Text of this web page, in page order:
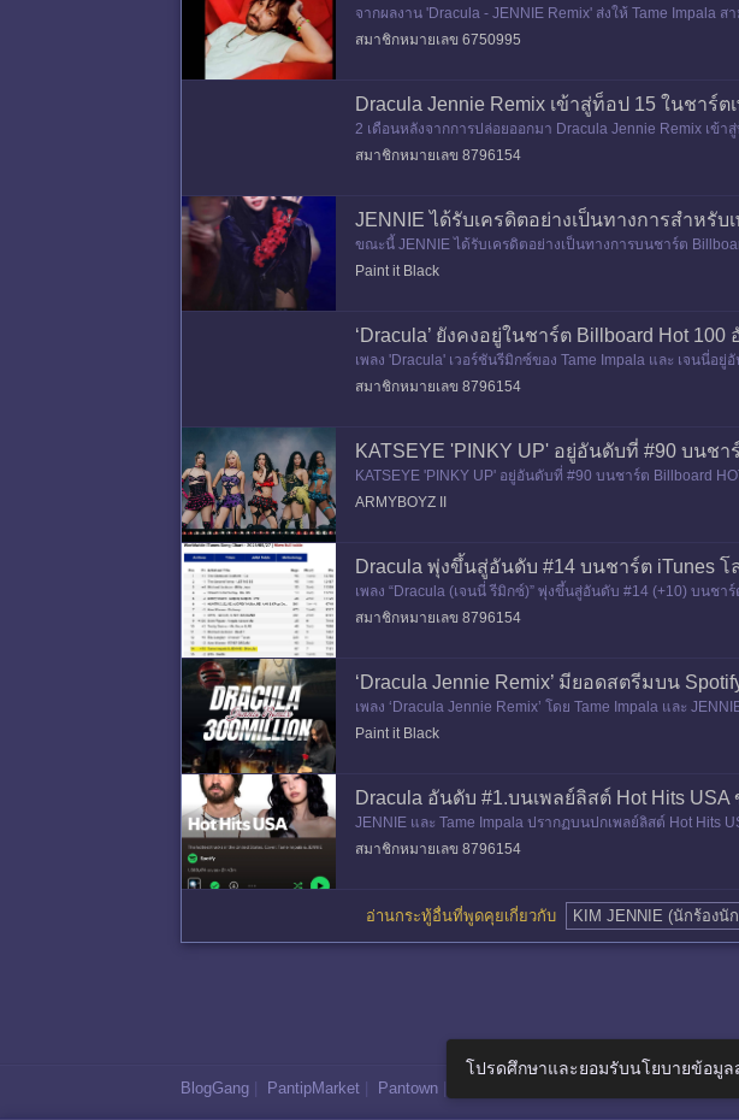
จากผลงาน 'Dracula - JENNIE Remix' ส่งให้ Tame Impala
obal ได้เป็นครั้งแรกจากเพลง 'Dracula - JE
สมาชิกหมายเลข 6750995
Dracula Jennie Remix เข้าสู่ท็อป 15 ในชาร์ต
2 เดือนหลังจากการปล่อยออกมา Dracula Jennie Remix เข้
สมาชิกหมายเลข 8796154
JENNIE ได้รับเครดิตอย่างเป็นทางการสำหรับ
ขณะนี้ JENNIE ได้รับเครดิตอย่างเป็นทางการบนชาร์ต
ต Billboard Hot 100 ซึ่งจะเป็นเพลงที
Paint it Black
‘Dracula’ ยังคงอยู่ในชาร์ต Billboard Hot
เพลง 'Dracula' เวอร์ชันรีมิกซ์ของ Tame Impala และ เจนนี่อ
สมาชิกหมายเลข 8796154
KATSEYE 'PINKY UP' อยู่อันดับที่ #90 บนชา
KATSEYE 'PINKY UP' อยู่อันดับที่ #90 บนชาร์ต Billboard
ARMYBOYZ II
Dracula พุ่งขึ้นสู่อันดับ #14 บนชาร์ต iTunes
เพลง “Dracula (เจนนี่ รีมิกซ์)” พุ่งขึ้นสู่อันดับ #14 (+10) บน
รายเดือนมากกว่า
สมาชิกหมายเลข 8796154
‘Dracula Jennie Remix’ มียอดสตรีมบน
เพลง ‘Dracula Jennie Remix’ โดย Tame Impala และ
emix’ ยังกลาย
Paint it Black
Dracula อันดับ #1.บนเพลย์ลิสต์ Hot Hits USA
JENNIE และ Tame Impala ปรากฏบนปกเพลย์ลิสต์ Hot Hits
สมาชิกหมายเลข 8796154
อ่านกระทู้อื่นที่พูดคุยเกี่ยวกับ KIM JENNIE (นักร้องนั
BlogGang PantipMarket Pantown
โปรดศึกษาและยอมรับนโยบายข้อมู